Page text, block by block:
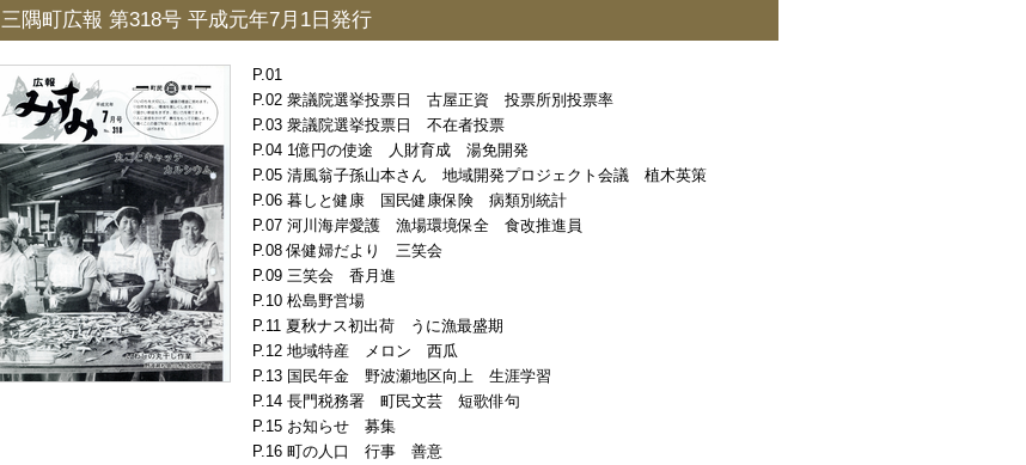
三隅町広報 第318号 平成元年7月1日発行
衆議院選挙投票日 古屋正資 投票所別投票率
衆議院選挙投票日 不在者投票
1億円の使途 人財育成 湯免開発
清風翁子孫山本さん 地域開発プロジェクト会議 植木英策
暮しと健康 国民健康保険 病類別統計
河川海岸愛護 漁場環境保全 食改推進員
保健婦だより 三笑会
三笑会 香月進
松島野営場
夏秋ナス初出荷 うに漁最盛期
地域特産 メロン 西瓜
国民年金 野波瀬地区向上 生涯学習
長門税務署 町民文芸 短歌俳句
お知らせ 募集
町の人口 行事 善意